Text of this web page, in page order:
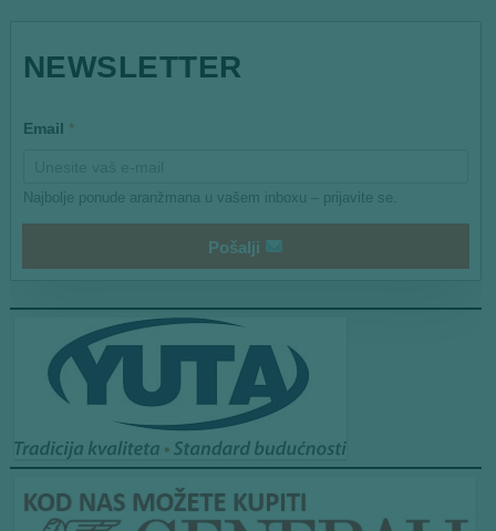
E
m
l
NEWSLETTER
Email *
Najbolje ponude aranžmana u vašem inboxu – prijavite se.
Pošalji